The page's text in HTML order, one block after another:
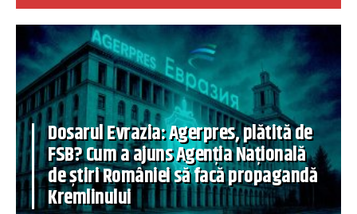
Dosarul Evrazia: Agerpres, plătită de
FSB? Cum a ajuns Agenția Națională
de știri României să facă propagandă
Kremlinului